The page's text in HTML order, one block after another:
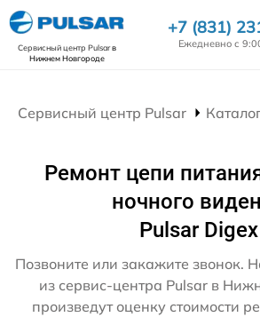
Сервисный центр Pulsarв
Нижнем Новгороде
+7 (831)
Ежедневно с
Сервисный центр Pulsar
Ремонт цепи
ночного
Pulsar Digex
Позвоните или закажите звонок.
из сервис-центра Pulsar в
произведут оценку стоимости